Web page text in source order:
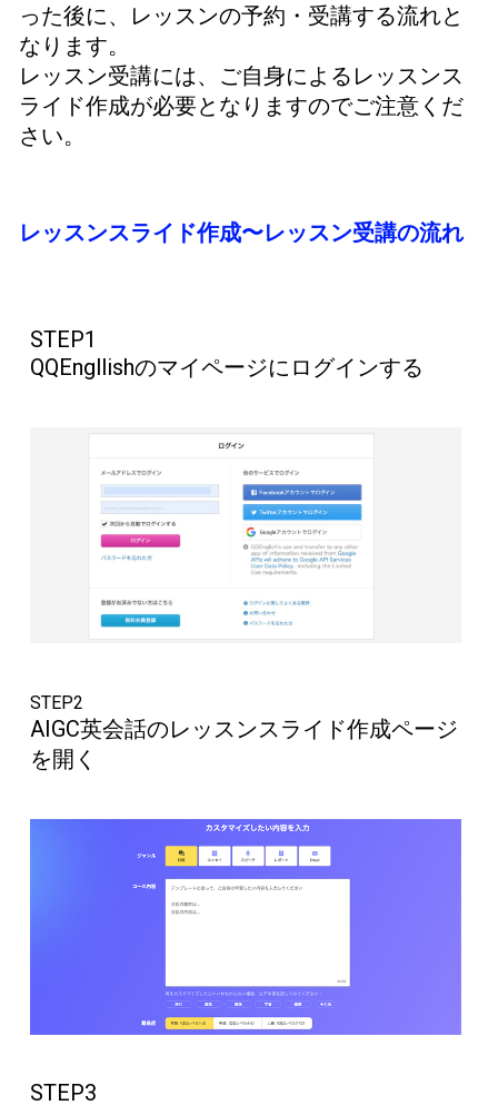
った後に、レッスンの予約・受講する流れと
なります。
レッスン受講には、ご自身によるレッスンス
ライド作成が必要となりますのでご注意くだ
さい。
レッスンスライド作成〜レッスン受講の流れ
STEP1
QQEngllishのマイページにログインする
STEP2
AIGC英会話のレッスンスライド作成ページ
を開く
STEP3